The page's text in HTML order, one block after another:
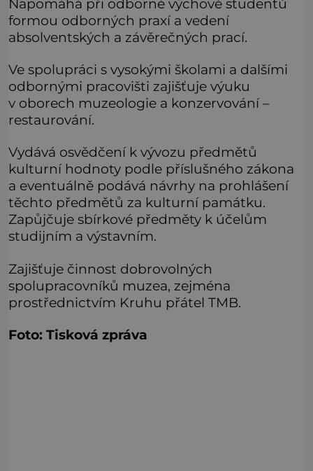
formou odborných praxí a vedení
absolventských a závěrečných prací.
Ve spolupráci s vysokými školami a dalšími
odbornými pracovišti zajišťuje výuku
v oborech muzeologie a konzervování –
restaurování.
Vydává osvědčení k vývozu předmětů
kulturní hodnoty podle příslušného zákona
a eventuálně podává návrhy na prohlášení
těchto předmětů za kulturní památku.
Zapůjčuje sbírkové předměty k účelům
studijním a výstavním.
Zajišťuje činnost dobrovolných
spolupracovníků muzea, zejména
prostřednictvím Kruhu přátel TMB.
Foto: Tisková zpráva